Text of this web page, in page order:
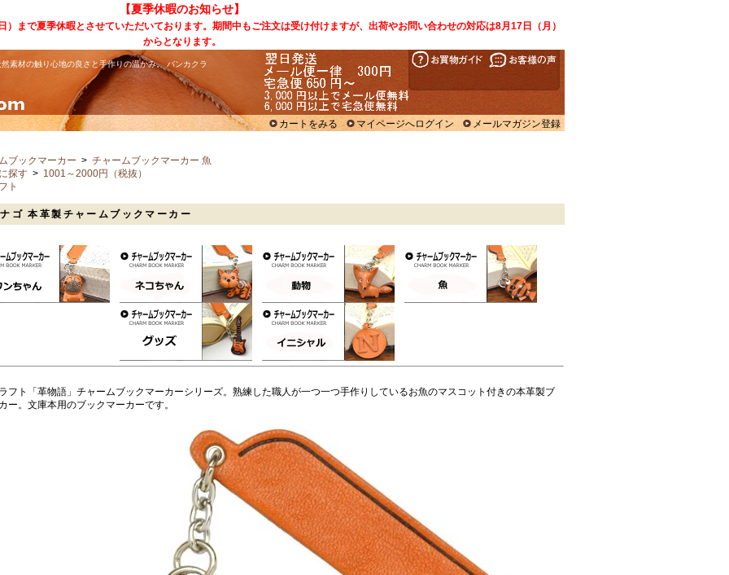
【夏季休暇のお知らせ】
まで夏季休暇とさせていただいております。期間中もご注文は受け付けますが、出荷やお問い合わせの対応は8月17日（月）
からとなります。
素材の触り心地の良さと手作りの温かみ。 バンカクラ
カートをみる マイページへログイン メールマガジン登録
ブックマーカー > チャームブックマーカー 魚
探す > 1001～2000円（税抜）
ト
ゴ 本革製チャームブックマーカー
フト「革物語」チャームブックマーカーシリーズ。熟練した職人が一つ一つ手作りしているお魚のマスコット付きの本革製ブ
ー。文庫本用のブックマーカーです。